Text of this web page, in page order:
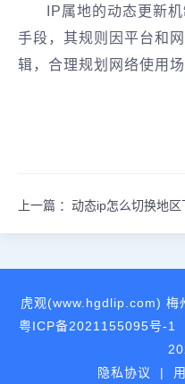
IP属地的动态更新
手段，其规则因平台和
辑，合理规划网络使用场
上一篇 ： 动态ip怎么切换地区
虎观(www.hgdlip.com) 梅
粤ICP备2021155095号-1
隐私协议
|